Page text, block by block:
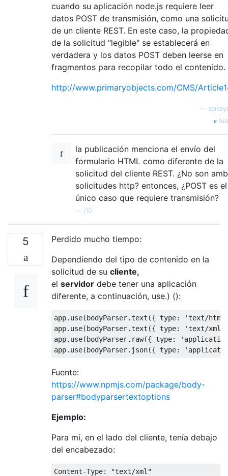
cuando su aplicación node.js requiere leer
datos POST de transmisión, como una
de un cliente REST. En este caso, la
de la solicitud "legible" se establecerá en
verdadera y los datos POST deben leerse en
fragmentos para recopilar todo el contenido.
http://www.primaryobjects.com/CMS/
la publicación menciona el envío del
formulario HTML como diferente de la
solicitud del cliente REST. ¿No son
solicitudes http? entonces, ¿POST es el
único caso que requiere transmisión?
j10
5
Perdido mucho tiempo:
Dependiendo del tipo de contenido en la
solicitud de su cliente,
el servidor debe tener una aplicación
diferente, a continuación, use.) ():
app. use(bodyParser.text ({ type:
'text/
app. use(bodyParser.text ({ type:
'text/xml'
app. use(bodyParser. raw({ type:
app. use(bodyParser. json({ type:
Fuente:
https://www.npmjs.com/package/body-
parser#bodyparsertextoptions
Ejemplo:
Para mí, en el lado del cliente, tenía debajo
del encabezado:
Content-Type: "text/xml"